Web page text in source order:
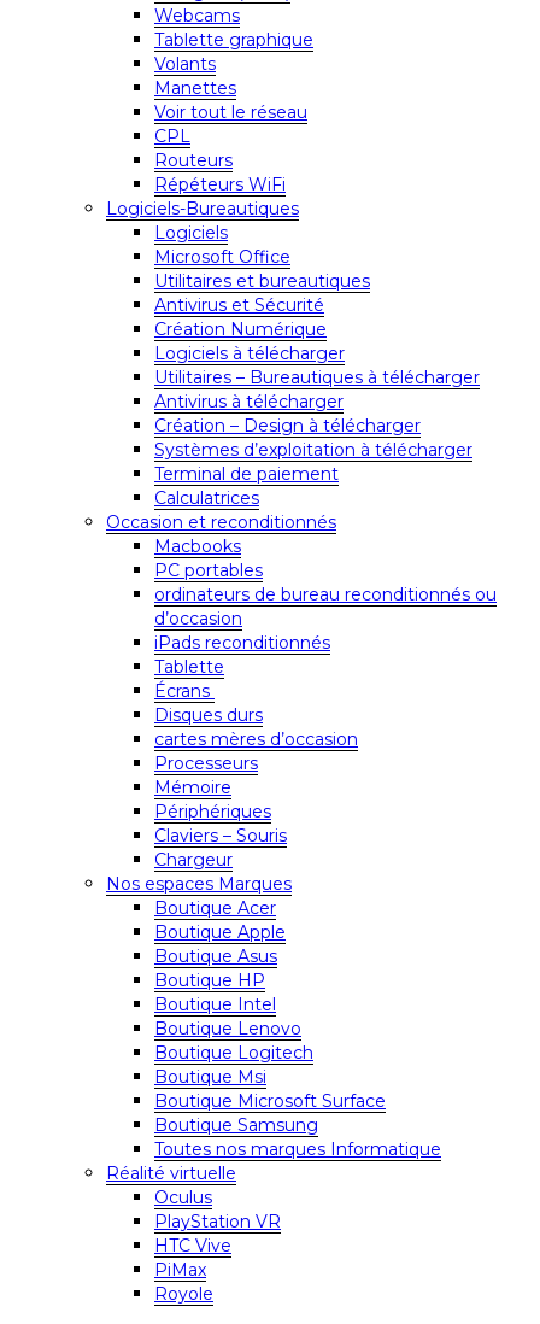
Webcams
Tablette graphique
Volants
Manettes
Voir tout le réseau
CPL
Routeurs
Répéteurs WiFi
Logiciels-Bureautiques
Logiciels
Microsoft Office
Utilitaires et bureautiques
Antivirus et Sécurité
Création Numérique
Logiciels à télécharger
Utilitaires – Bureautiques à télécharger
Antivirus à télécharger
Création – Design à télécharger
Systèmes d’exploitation à télécharger
Terminal de paiement
Calculatrices
Occasion et reconditionnés
Macbooks
PC portables
ordinateurs de bureau reconditionnés ou
d’occasion
iPads reconditionnés
Tablette
Écrans
Disques durs
cartes mères d’occasion
Processeurs
Mémoire
Périphériques
Claviers – Souris
Chargeur
Nos espaces Marques
Boutique Acer
Boutique Apple
Boutique Asus
Boutique HP
Boutique Intel
Boutique Lenovo
Boutique Logitech
Boutique Msi
Boutique Microsoft Surface
Boutique Samsung
Toutes nos marques Informatique
Réalité virtuelle
Oculus
PlayStation VR
HTC Vive
PiMax
Royole